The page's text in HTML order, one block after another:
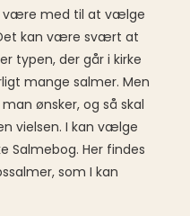
være med til at vælge
kan være svært at
typen, der går i kirke
mange salmer. Men
ønsker, og så skal
vielsen. I kan vælge
Salmebog. Her findes
som I kan